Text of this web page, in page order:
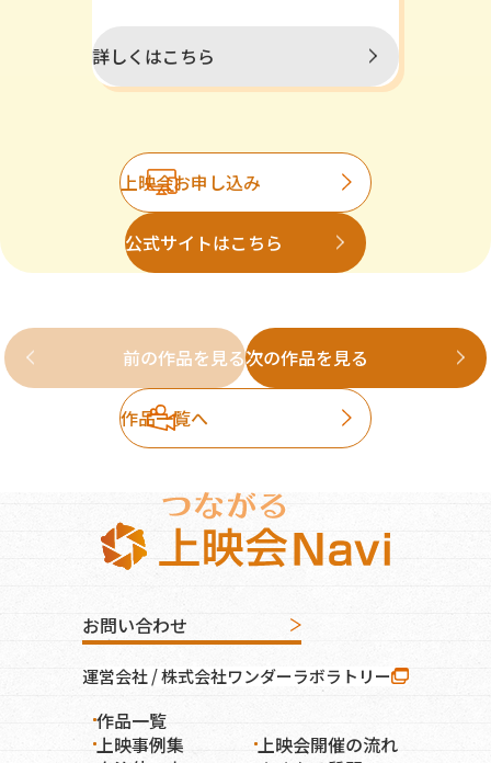
詳しくはこちら
上映会お申し込み
公式サイトはこちら
前の作品を見る
作品一覧へ
次の作品を見る
お問い合わせ
運営会社 / 株式会社ワンダーラボラトリー
作品一覧
上映事例集
上映会開催の流れ